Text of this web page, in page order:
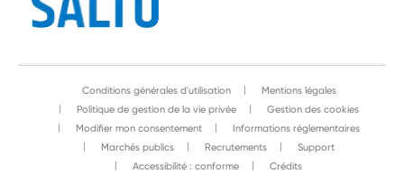
Conditions générales d'utilisation
Mentions légales
Politique de gestion de la vie privée
Gestion des cookies
Modifier mon consentement
Informations réglementaires
Marchés publics
Recrutements
Support
Accessibilité : conforme
Crédits